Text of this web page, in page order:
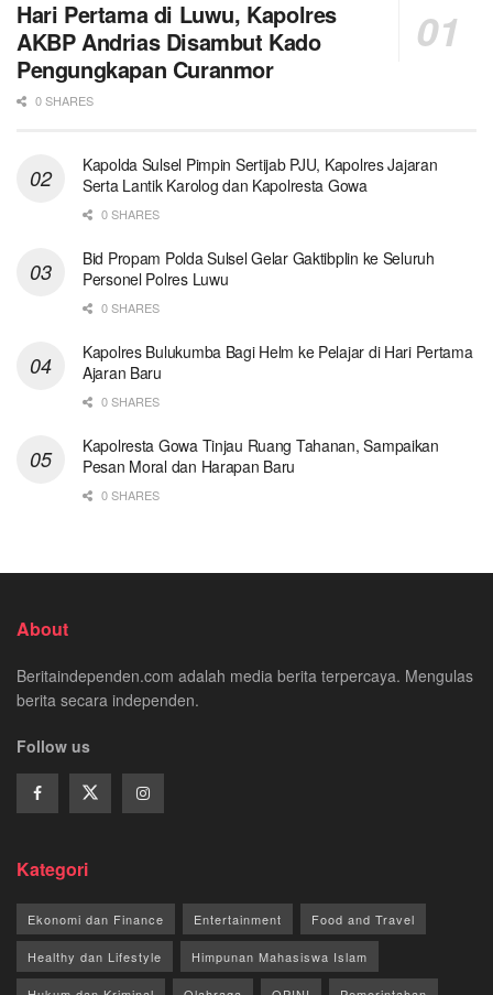
Hari Pertama di Luwu, Kapolres
AKBP Andrias Disambut Kado
Pengungkapan Curanmor
0 SHARES
Kapolda Sulsel Pimpin Sertijab PJU, Kapolres Jajaran
Serta Lantik Karolog dan Kapolresta Gowa
0 SHARES
Bid Propam Polda Sulsel Gelar Gaktibplin ke Seluruh
Personel Polres Luwu
0 SHARES
Kapolres Bulukumba Bagi Helm ke Pelajar di Hari Pertama
Ajaran Baru
0 SHARES
Kapolresta Gowa Tinjau Ruang Tahanan, Sampaikan
Pesan Moral dan Harapan Baru
0 SHARES
About
Beritaindependen.com adalah media berita terpercaya. Mengulas
berita secara independen.
Follow us
Kategori
Ekonomi dan Finance Entertainment Food and Travel
Healthy dan Lifestyle Himpunan Mahasiswa Islam